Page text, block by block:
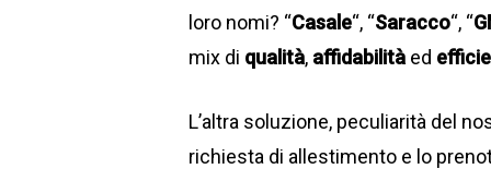
loro nomi? “Casale“, “Saracco“, “
mix di qualità, affidabilità ed
L’altra soluzione, peculiarità del
richiesta di allestimento e lo